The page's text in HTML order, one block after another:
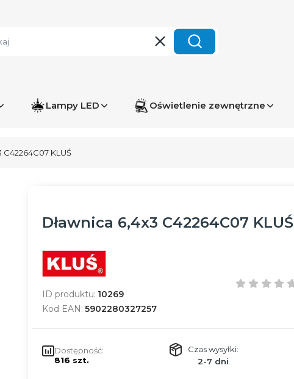
WyczyśćSzukaj
Lampy LED Oświetlenie zewnętrzne
C42264C07 KLUŚ
Dławnica 6,4x3 C42264C07 KLUŚ
ID produktu: 10269
Kod EAN: 5902280327257
Dostępność:
816 szt.
Czas wysyłki:
2-7 dni